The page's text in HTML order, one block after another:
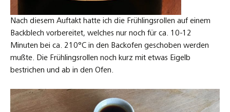
Nach diesem Auftakt hatte ich die Frühlingsrollen auf einem
Backblech vorbereitet, welches nur noch für ca. 10-12
Minuten bei ca. 210°C in den Backofen geschoben werden
mußte. Die Frühlingsrollen noch kurz mit etwas Eigelb
bestrichen und ab in den Ofen.